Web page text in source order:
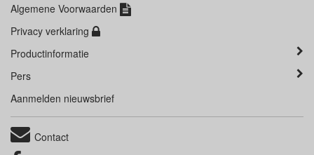
Algemene Voorwaarden
Privacy verklaring
Productinformatie
Pers
Aanmelden nieuwsbrief
Contact